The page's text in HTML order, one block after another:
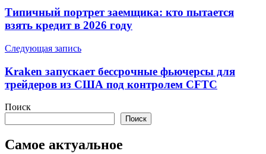
по
записям
Типичный портрет заемщика: кто пытается
взять кредит в 2026 году
Следующая запись
Kraken запускает бессрочные фьючерсы для
трейдеров из США под контролем CFTC
Поиск
Поиск
Самое актуальное